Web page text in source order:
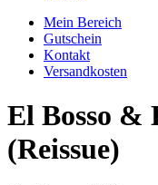
Mein Bereich
Gutschein
Kontakt
Versandkosten
El Bosso &
(Reissue)